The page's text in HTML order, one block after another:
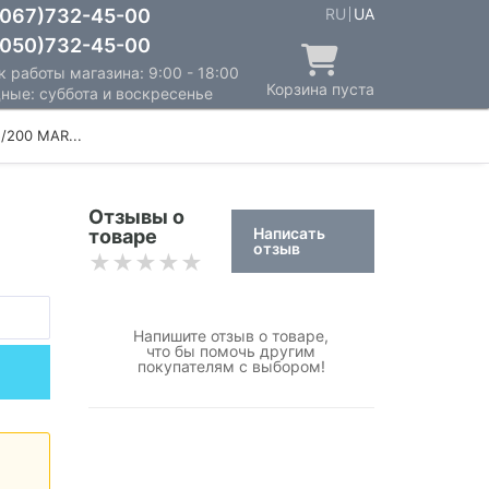
45-00
45-00
работы магазина: 9:00 - 18:00
суббота и воскресенье
RU UA
Корзина пуста
MAR...
Отзывы о
товаре
Написать
отзыв
Напишите отзыв о товаре,
что бы помочь другим
покупателям с выбором!